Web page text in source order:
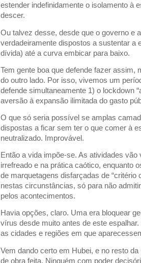
estender indefinidamente o isolamento à
descer.
Ou talvez desse, desde que o governo e
verdadeiramente dispostos a sustentar a
dívida) até a curva embicar para baixo.
Tem gente boa que defende fazer assim,
do outro lado. Por isso, vivemos um
defende simultaneamente 1) o lockdown
aversão à expansão ilimitada do gasto
O que só seria possível se amplas
dispostas a ficar sem ter o que comer à
neutralizado. Improvável.
Então a vida impõe-se. As atividades
irrefreado e na prática caótico, enquanto
de marquetagens disfarçadas de “critério
nestas circunstâncias, só para não
pelos acontecimentos.
Havia opções, claro. Uma era bloquear
vírus desde muito antes de este
as cidades e regiões em que
Vem dando certo em Hubei, e no resto
de obra feita. Ninguém com poder